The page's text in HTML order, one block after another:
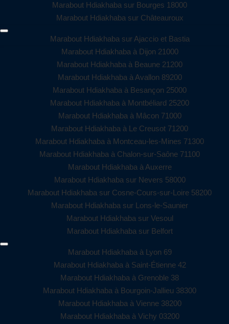
Marabout Hdiakhaba sur Bourges 18000
Marabout Hdiakhaba sur Châteauroux
Marabout Hdiakhaba sur Ajaccio et Bastia
Marabout Hdiakhaba à Dijon 21000
Marabout Hdiakhaba à Beaune 21200
Marabout Hdiakhaba à Avallon 89200
Marabout Hdiakhaba à Besançon 25000
Marabout Hdiakhaba à Montbéliard 25200
Marabout Hdiakhaba à Mâcon 71000
Marabout Hdiakhaba à Le Creusot 71200
Marabout Hdiakhaba à Montceau-les-Mines 71300
Marabout Hdiakhaba à Chalon-sur-Saône 71100
Marabout Hdiakhaba à Auxerre
Marabout Hdiakhaba sur Nevers 58000
Marabout Hdiakhaba sur Cosne-Cours-sur-Loire 58200
Marabout Hdiakhaba sur Lons-le-Saunier
Marabout Hdiakhaba sur Vesoul
Marabout Hdiakhaba sur Belfort
Marabout Hdiakhaba à Lyon 69
Marabout Hdiakhaba à Saint-Étienne 42
Marabout Hdiakhaba à Grenoble 38
Marabout Hdiakhaba à Bourgoin-Jallieu 38300
Marabout Hdiakhaba à Vienne 38200
Marabout Hdiakhaba à Vichy 03200